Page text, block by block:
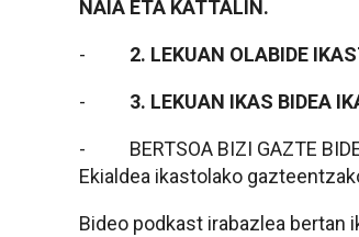
NAIA ETA KATTALIN.
- 2. LEKUAN OLABIDE
- 3. LEKUAN IKAS BIDEA
- BERTSOA BIZI GAZTE
Ekialdea ikastolako
Bideo podkast irabazlea bertan